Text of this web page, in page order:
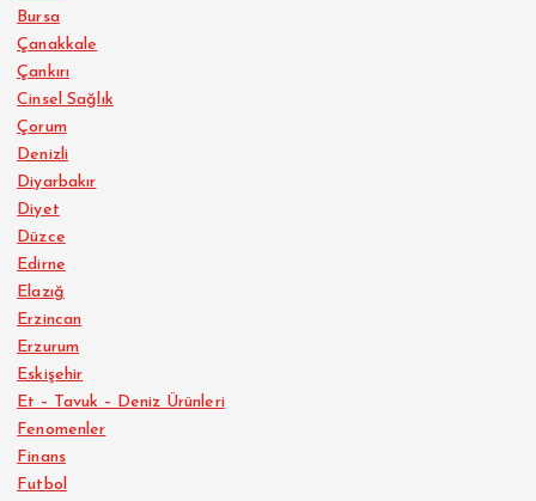
Bursa
Çanakkale
Çankırı
Cinsel Sağlık
Çorum
Denizli
Diyarbakır
Diyet
Düzce
Edirne
Elazığ
Erzincan
Erzurum
Eskişehir
Et – Tavuk – Deniz Ürünleri
Fenomenler
Finans
Futbol